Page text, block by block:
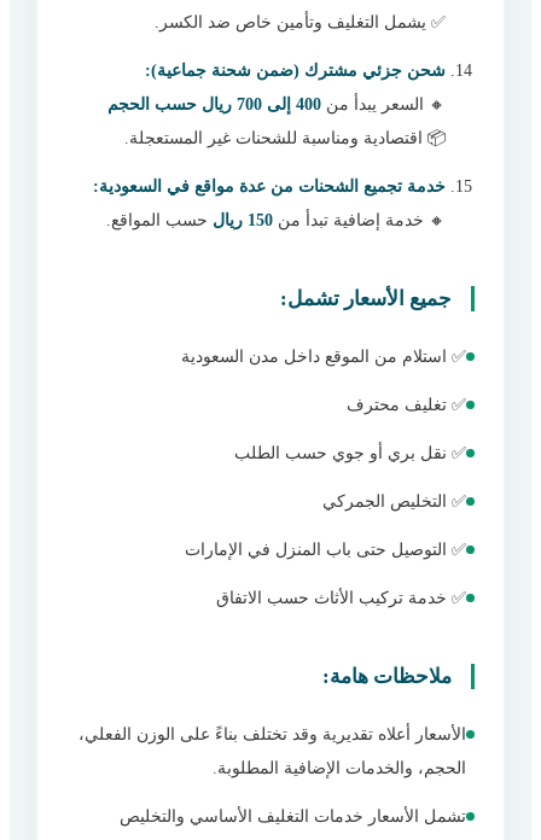
✅ يشمل التغليف وتأمين خاص ضد الكسر.
شحن جزئي مشترك (ضمن شحنة جماعية):
🔸 السعر يبدأ من 400 إلى 700 ريال حسب الحجم
📦 اقتصادية ومناسبة للشحنات غير المستعجلة.
خدمة تجميع الشحنات من عدة مواقع في السعودية:
🔸 خدمة إضافية تبدأ من 150 ريال حسب المواقع.
جميع الأسعار تشمل:
✅ استلام من الموقع داخل مدن السعودية
✅ تغليف محترف
✅ نقل بري أو جوي حسب الطلب
✅ التخليص الجمركي
✅ التوصيل حتى باب المنزل في الإمارات
✅ خدمة تركيب الأثاث حسب الاتفاق
ملاحظات هامة:
الأسعار أعلاه تقديرية وقد تختلف بناءً على الوزن الفعلي،
الحجم، والخدمات الإضافية المطلوبة.
تشمل الأسعار خدمات التغليف الأساسي والتخليص